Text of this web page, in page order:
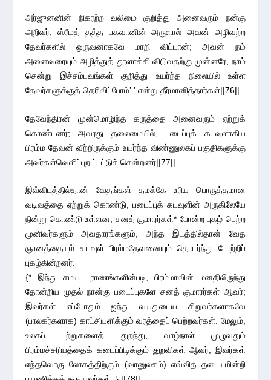
அர்ஜுனனின் நிகரற்ற வலிமை குறித்து அனைவரும் நன்கு
அறிவர்; ஸ்ரீமத் தத்த பகவானின் அருளால் அவன் அழிவற்ற
தேவர்களில் ஒருவனாகவே மாறி விட்டான்; அவன் நம்
அனைவரையும் அழித்துத் தூளாக்கி விடுவதற்கு முன்னரே, நாம்
சென்று இச்சம்பவங்கள் குறித்து உயர்ந்த நிலையில் உள்ள
தேவர்களுக்குத் தெரிவிப்போம்’ ’ என்று தீர்மானித்தார்கள்||76||
தேவேந்திரன் முன்மொழிந்த கருத்தை அனைவரும் ஏற்றுக்
கொண்டனர்; அவரது தலைமையில், படைப்புக் கடவுளாகிய
பிரம்ம தேவன் வீற்றிருக்கும் உயர்ந்த விண்ணுலகப் பகுதிகளுக்கு
அவர்கள்வெளிப்புற ப்பட்டுச் சென்றனர்||77||
இவ்விடத்தில்தான் வேதங்கள் தமக்கே உரிய பொருத்தமான
வடிவத்தை ஏற்றுக் கொண்டு, படைப்புக் கடவுளின் அருகிலேயே
நின்று கொண்டு உள்ளன; சனத் குமாரர்கள்* போன்ற புகழ் பெற்ற
முனிவர்களும் அவதாரங்களும், அந்த இடத்தில்தான் வேத
ஞானத்தையும் கடவுள் பிரம்மதேவனையும் தொடர்ந்து போற்றிப்
புகழ்கின்றனர்.
{* இந்து சமய புராணங்களின்படி, பிரம்மாவின் மனதிலிருந்து
தோன்றிய முதல் நான்கு படைப்புகளே சனத் குமாரர்கள் ஆவர்;
இவர்கள் எப்போதும் ஐந்து வயதுடைய சிறுவர்களாகவே
(பாலகர்களாக) காட்சியளிக்கும் வரத்தைப் பெற்றவர்கள். மேலும்,
உலகப் பற்றுகளைத் துறந்து, வாழ்நாள் முழுவதும்
பிரம்மச்சரியத்தைக் கடைப்பிடிக்கும் துறவிகள் ஆவர்; இவர்கள்
எந்தவொரு லோகத்திற்கும் (வானுலகம்) எவ்வித தடையுமின்றி